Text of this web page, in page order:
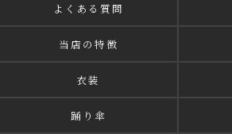
よくある質問
当店の特徴
衣装
踊り傘